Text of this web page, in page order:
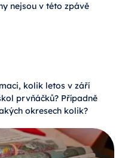
nejsou v této zpávě
kolik letos v září
prvňáčků? Případně
okresech kolik?